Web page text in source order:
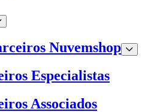
Nuvemshop
Especialistas
Associados